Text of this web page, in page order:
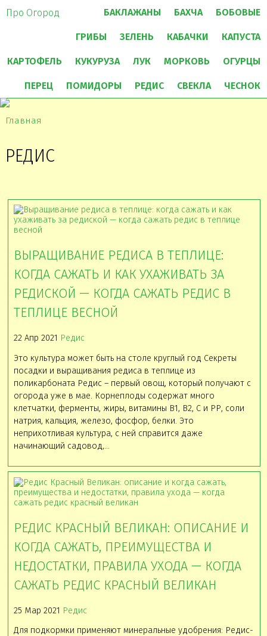
Про Огород БАКЛАЖАНЫ БАХЧА БОБОВЫЕ
ГРИБЫ ЗЕЛЕНЬ КАБАЧКИ КАПУСТА
КАРТОФЕЛЬ КУКУРУЗА ЛУК МОРКОВЬ ОГУРЦЫ
ПЕРЕЦ ПОМИДОРЫ РЕДИС СВЕКЛА ЧЕСНОК
Главная
РЕДИС
ВЫРАЩИВАНИЕ РЕДИСА В ТЕПЛИЦЕ:
КОГДА САЖАТЬ И КАК УХАЖИВАТЬ ЗА
РЕДИСКОЙ — КОГДА САЖАТЬ РЕДИС В
ТЕПЛИЦЕ ВЕСНОЙ
22 Апр 2021 Редис
Это культура может быть на столе круглый год Секреты
посадки и выращивания редиса в теплице из
поликарбоната Редис – первый овощ, который получают с
огорода уже в мае. Корнеплоды содержат много
клетчатки, ферменты, жиры, витамины В1, В2, С и РР, соли
натрия, кальция, железо, фосфор, белки. Это
неприхотливая культура, с ней справится даже
начинающий садовод,…
РЕДИС КРАСНЫЙ ВЕЛИКАН: ОПИСАНИЕ И
КОГДА САЖАТЬ, ПРЕИМУЩЕСТВА И
НЕДОСТАТКИ, ПРАВИЛА УХОДА — КОГДА
САЖАТЬ РЕДИС КРАСНЫЙ ВЕЛИКАН
25 Мар 2021 Редис
Для подкормки применяют минеральные удобрения: Редис-